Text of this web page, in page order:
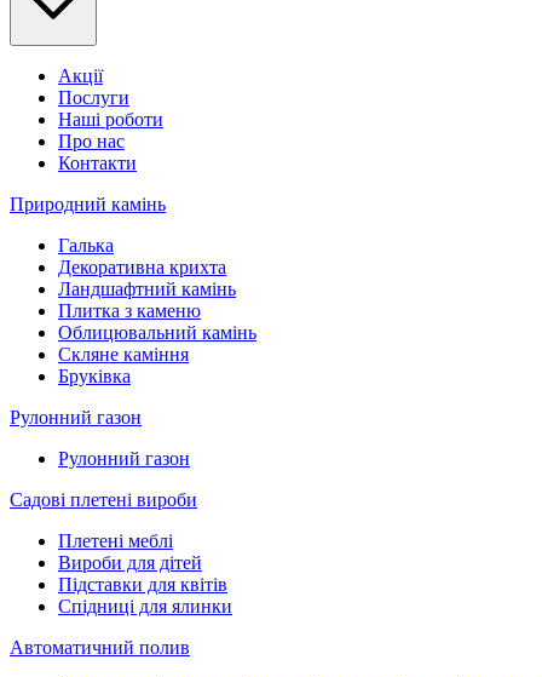
Акції
Послуги
Наші роботи
Про нас
Контакти
Природний камінь
Галька
Декоративна крихта
Ландшафтний камінь
Плитка з каменю
Облицювальний камінь
Скляне каміння
Бруківка
Рулонний газон
Рулонний газон
Садові плетені вироби
Плетені меблі
Вироби для дітей
Підставки для квітів
Спідниці для ялинки
Автоматичний полив